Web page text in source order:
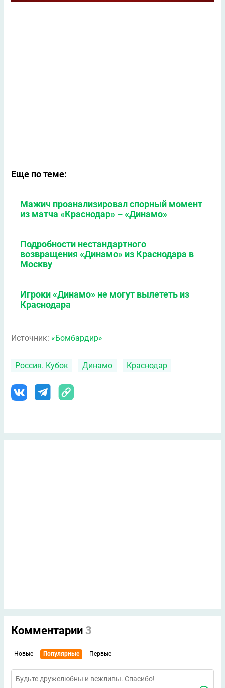
Еще по теме:
Мажич проанализировал спорный момент
из матча «Краснодар» – «Динамо»
Подробности нестандартного
возвращения «Динамо» из Краснодара в
Москву
Игроки «Динамо» не могут вылететь из
Краснодара
Источник: «Бомбардир»
Россия. Кубок Динамо Краснодар
Комментарии 3
Новые Популярные Первые